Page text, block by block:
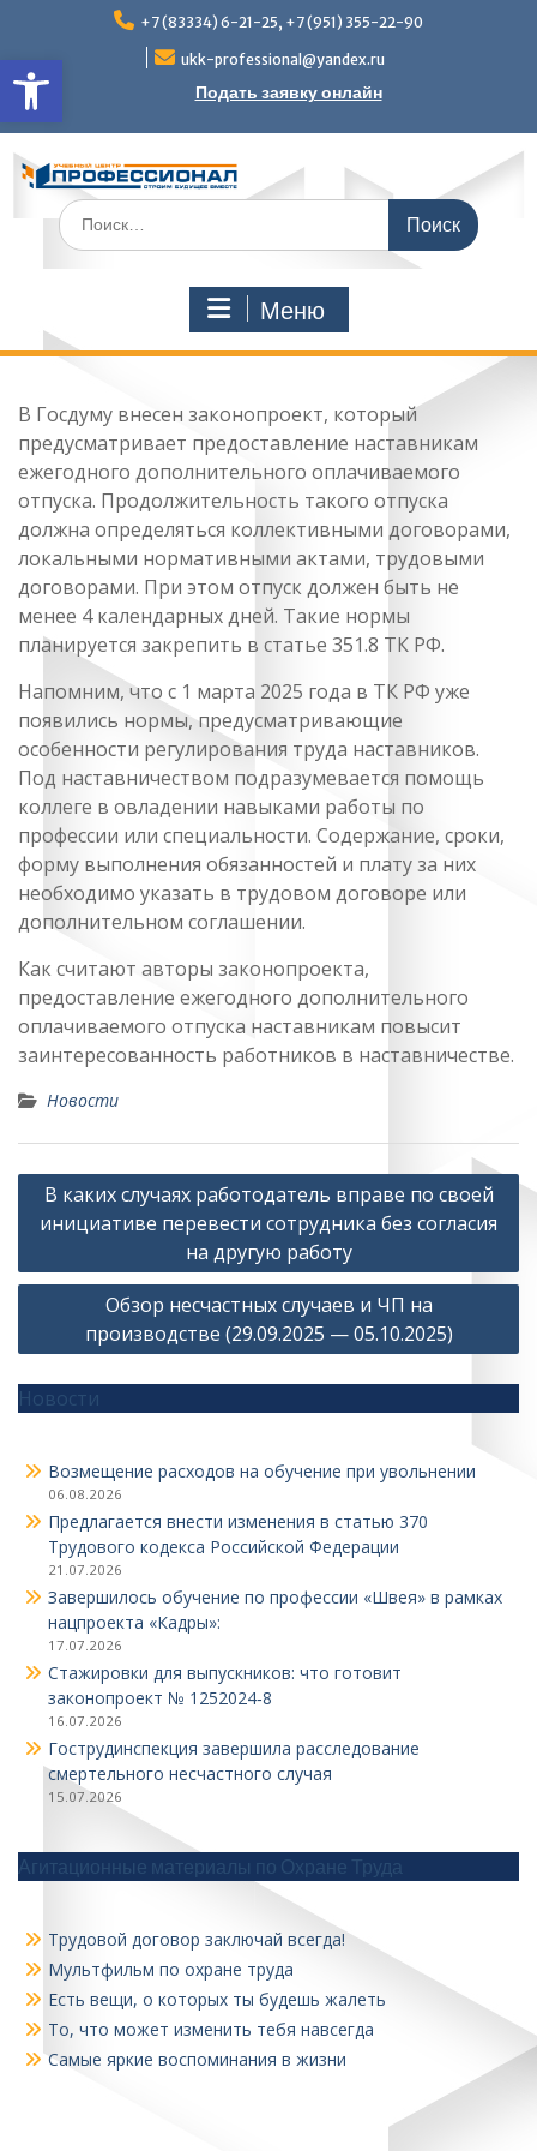
Открыть панель
содержимому
+7 (83334) 6-21-25, +7 (951) 355-22-90
ukk-professional@yandex.ru
Подать заявку онлайн
Поиск
по:
Меню
В Госдуму внесен законопроект, который
предусматривает предоставление наставникам
ежегодного дополнительного оплачиваемого
отпуска. Продолжительность такого отпуска
должна определяться коллективными договорами,
локальными нормативными актами, трудовыми
договорами. При этом отпуск должен быть не
менее 4 календарных дней. Такие нормы
планируется закрепить в статье 351.8 ТК РФ.
Напомним, что с 1 марта 2025 года в ТК РФ уже
появились нормы, предусматривающие
особенности регулирования труда наставников.
Под наставничеством подразумевается помощь
коллеге в овладении навыками работы по
профессии или специальности. Содержание, сроки,
форму выполнения обязанностей и плату за них
необходимо указать в трудовом договоре или
дополнительном соглашении.
Как считают авторы законопроекта,
предоставление ежегодного дополнительного
оплачиваемого отпуска наставникам повысит
заинтересованность работников в наставничестве.
Новости
Навигация
по
В каких случаях работодатель вправе по своей
инициативе перевести сотрудника без согласия
на другую работу
Обзор несчастных случаев и ЧП на
производстве (29.09.2025 — 05.10.2025)
Новости
Возмещение расходов на обучение при увольнении
06.08.2026
Предлагается внести изменения в статью 370
Трудового кодекса Российской Федерации
21.07.2026
Завершилось обучение по профессии «Швея» в рамках
нацпроекта «Кадры»:
17.07.2026
Стажировки для выпускников: что готовит
законопроект № 1252024‑8
16.07.2026
Гострудинспекция завершила расследование
смертельного несчастного случая
15.07.2026
Агитационные материалы по Охране Труда
Трудовой договор заключай всегда!
Мультфильм по охране труда
Есть вещи, о которых ты будешь жалеть
То, что может изменить тебя навсегда
Самые яркие воспоминания в жизни